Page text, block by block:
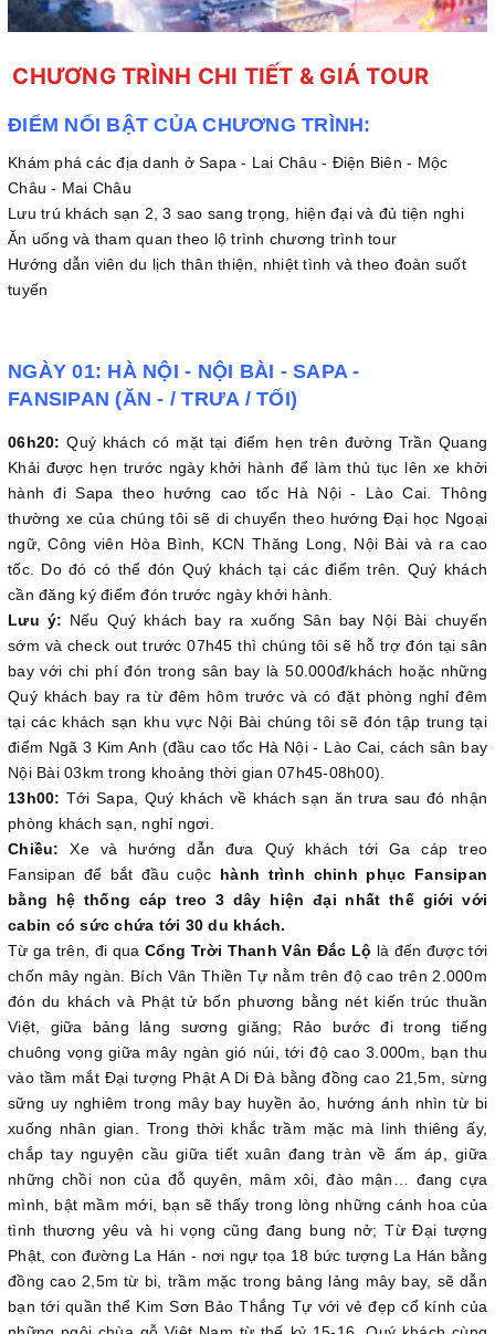
CHƯƠNG TRÌNH CHI TIẾT & GIÁ TOUR
ĐIỂM NỔI BẬT CỦA CHƯƠNG TRÌNH:
Khám phá các địa danh ở Sapa - Lai Châu - Điện Biên - Mộc
Châu - Mai Châu
Lưu trú khách sạn 2, 3 sao sang trọng, hiện đại và đủ tiện nghi
Ăn uống và tham quan theo lộ trình chương trình tour
Hướng dẫn viên du lịch thân thiện, nhiệt tình và theo đoàn suốt
tuyến
NGÀY 01: HÀ NỘI - NỘI BÀI - SAPA -
FANSIPAN (ĂN - / TRƯA / TỐI)
06h20:Quý khách có mặt tại điểm hẹn trên đường Trần Quang
Khải được hẹn trước ngày khởi hành để làm thủ tục lên xe khởi
hành đi Sapa theo hướng cao tốc Hà Nội - Lào Cai. Thông
thường xe của chúng tôi sẽ di chuyển theo hướng Đại học Ngoại
ngữ, Công viên Hòa Bình, KCN Thăng Long, Nội Bài và ra cao
tốc. Do đó có thể đón Quý khách tại các điểm trên. Quý khách
cần đăng ký điểm đón trước ngày khởi hành.
Lưu ý: Nếu Quý khách bay ra xuống Sân bay Nội Bài chuyến
sớm và check out trước 07h45 thì chúng tôi sẽ hỗ trợ đón tại sân
bay với chi phí đón trong sân bay là 50.000đ/khách hoặc những
Quý khách bay ra từ đêm hôm trước và có đặt phòng nghỉ đêm
tại các khách sạn khu vực Nội Bài chúng tôi sẽ đón tập trung tại
điểm Ngã 3 Kim Anh (đầu cao tốc Hà Nội - Lào Cai, cách sân bay
Nội Bài 03km trong khoảng thời gian 07h45-08h00).
13h00: Tới Sapa, Quý khách về khách sạn ăn trưa sau đó nhận
phòng khách sạn, nghỉ ngơi.
Chiều:Xe và hướng dẫn đưa Quý khách tới Ga cáp treo
Fansipan để bắt đầu cuộc hành trình chinh phục Fansipan
bằng hệ thống cáp treo 3 dây hiện đại nhất thế giới với
cabin có sức chứa tới 30 du khách.
Từ ga trên, đi qua Cổng Trời Thanh Vân Đắc Lộ là đến được tới
chốn mây ngàn. Bích Vân Thiền Tự nằm trên độ cao trên 2.000m
đón du khách và Phật tử bốn phương bằng nét kiến trúc thuần
Việt, giữa bảng lảng sương giăng; Rảo bước đi trong tiếng
chuông vọng giữa mây ngàn gió núi, tới độ cao 3.000m, bạn thu
vào tầm mắt Đại tượng Phật A Di Đà bằng đồng cao 21,5m, sừng
sững uy nghiêm trong mây bay huyền ảo, hướng ánh nhìn từ bi
xuống nhân gian. Trong thời khắc trầm mặc mà linh thiêng ấy,
chắp tay nguyện cầu giữa tiết xuân đang tràn về ấm áp, giữa
những chồi non của đỗ quyên, mâm xôi, đào mận… đang cựa
mình, bật mầm mới, bạn sẽ thấy trong lòng những cánh hoa của
tình thương yêu và hi vọng cũng đang bung nở; Từ Đại tượng
Phật, con đường La Hán - nơi ngự tọa 18 bức tượng La Hán bằng
đồng cao 2,5m từ bi, trầm mặc trong bảng lảng mây bay, sẽ dẫn
bạn tới quần thể Kim Sơn Bảo Thắng Tự với vẻ đẹp cổ kính của